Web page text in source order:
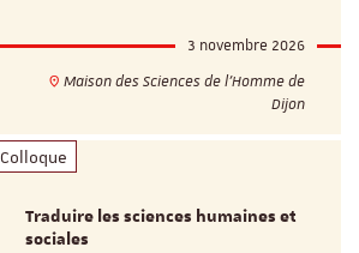
3 novembre 2026
Maison des Sciences de l'Homme de
Dijon
Colloque
Traduire les sciences humaines et
sociales